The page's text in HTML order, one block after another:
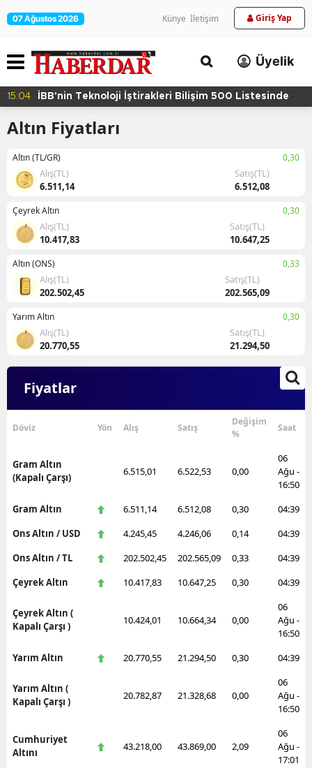
07 Ağustos 2026 Künye İletişim Giriş Yap
Üyelik
15:04 İBB'nin Teknoloji İştirakleri Bilişim 500 Listesinde
Altın Fiyatları
Altın (TL/GR) 0,30
Alış(TL)
6.511,14
Satış(TL)
6.512,08
Çeyrek Altın 0,30
Alış(TL)
10.417,83
Satış(TL)
10.647,25
Altın (ONS) 0,33
Alış(TL)
202.502,45
Satış(TL)
202.565,09
Yarım Altın 0,30
Alış(TL)
20.770,55
Satış(TL)
21.294,50
Fiyatlar
Döviz Yön Alış Satış
Değişim
%
Saat
Gram Altın
(Kapalı Çarşı)
6.515,01 6.522,53 0,00
06
Ağu -
16:50
Gram Altın
6.511,14 6.512,08 0,30
04:39
Ons Altın / USD
4.245,45 4.246,06 0,14
04:39
Ons Altın / TL
202.502,45 202.565,09 0,33
04:39
Çeyrek Altın
10.417,83 10.647,25 0,30 04:39
Çeyrek Altın (
Kapalı Çarşı )
10.424,01 10.664,34 0,00
06
Ağu -
16:50
Yarım Altın
20.770,55 21.294,50 0,30 04:39
Yarım Altın (
Kapalı Çarşı )
20.782,87 21.328,68 0,00
06
Ağu -
16:50
Cumhuriyet
Altını
43.218,00 43.869,00 2,09
06
Ağu -
17:01